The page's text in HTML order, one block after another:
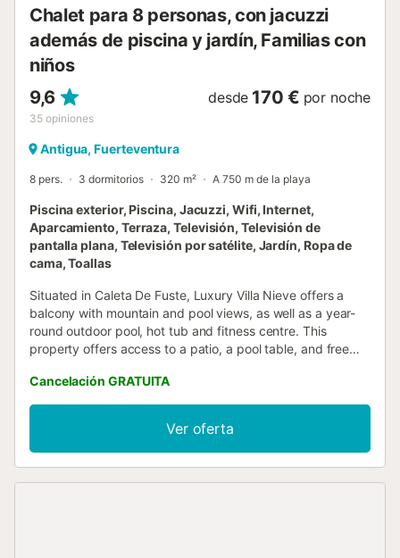
Chalet para 8 personas, con jacuzzi
además de piscina y jardín, Familias con
niños
9,6
35 opiniones
desde 170 € por noche
Antigua, Fuerteventura
8 pers. 3 dormitorios 320 m² A 750 m de la playa
Piscina exterior, Piscina, Jacuzzi, Wifi, Internet,
Aparcamiento, Terraza, Televisión, Televisión de
pantalla plana, Televisión por satélite, Jardín, Ropa de
cama, Toallas
Situated in Caleta De Fuste, Luxury Villa Nieve offers a
balcony with mountain and pool views, as well as a year-
round outdoor pool, hot tub and fitness centre. This
property offers access to a patio, a pool table, and free
Cancelación GRATUITA
Ver oferta